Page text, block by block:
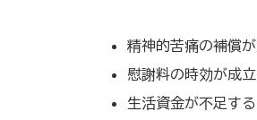
精神的苦痛の補償
慰謝料の時効が成
生活資金が不足する